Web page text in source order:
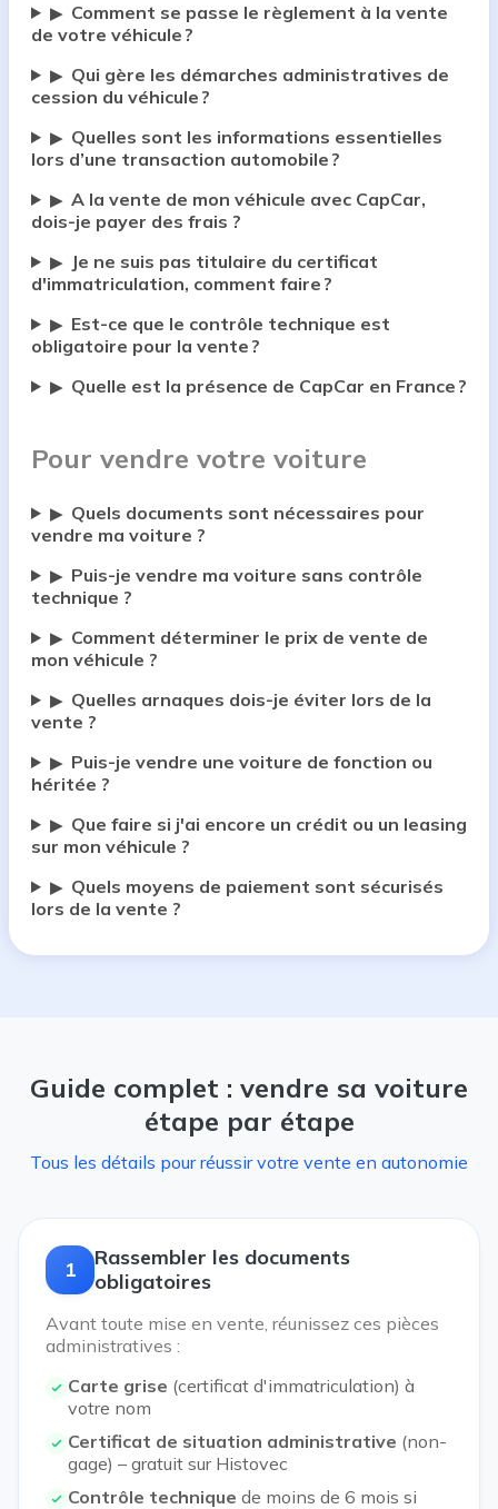
▶ Comment se passe le règlement à la vente
de votre véhicule ?
▶ Qui gère les démarches administratives de
cession du véhicule ?
▶ Quelles sont les informations essentielles
lors d’une transaction automobile ?
▶ A la vente de mon véhicule avec CapCar,
dois-je payer des frais ?
▶
Je ne suis pas titulaire du certificat
d'immatriculation, comment faire ?
▶ Est-ce que le contrôle technique est
obligatoire pour la vente ?
▶ Quelle est la présence de CapCar en France ?
Pour vendre votre voiture
▶ Quels documents sont nécessaires pour
vendre ma voiture ?
▶ Puis-je vendre ma voiture sans contrôle
technique ?
▶ Comment déterminer le prix de vente de
mon véhicule ?
▶ Quelles arnaques dois-je éviter lors de la
vente ?
▶ Puis-je vendre une voiture de fonction ou
héritée ?
▶ Que faire si j'ai encore un crédit ou un leasing
sur mon véhicule ?
▶ Quels moyens de paiement sont sécurisés
lors de la vente ?
Guide complet : vendre sa voiture
étape par étape
Tous les détails pour réussir votre vente en autonomie
1
Rassembler les documents
obligatoires
Avant toute mise en vente, réunissez ces pièces
administratives :
Carte grise (certificat d'immatriculation) à
votre nom
Certificat de situation administrative (non-
gage) – gratuit sur Histovec
Contrôle technique de moins de 6 mois si